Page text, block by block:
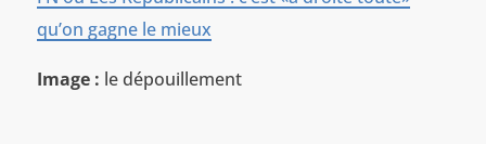
qu’on gagne le mieux
Image : le dépouillement